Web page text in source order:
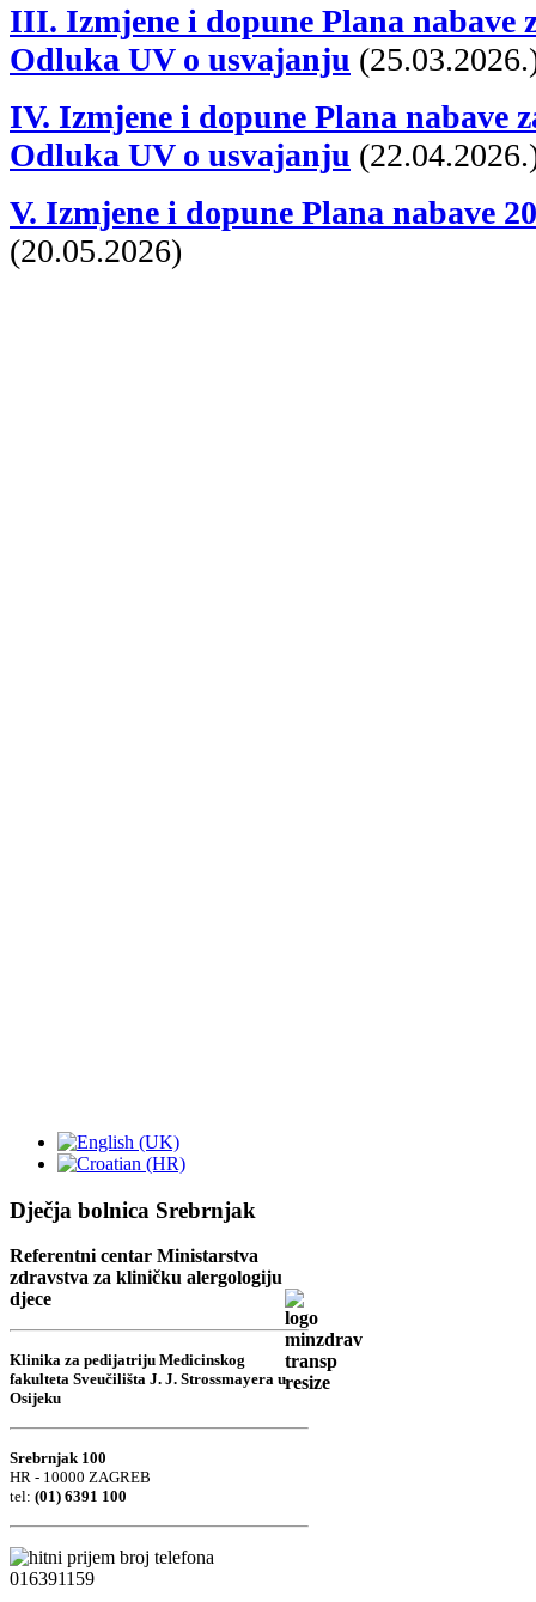
III. Izmjene i dopune Plana nabave
Odluka UV o usvajanju
IV. Izmjene i dopune Plana nabave
Odluka UV o usvajanju
V. Izmjene i dopune Plana nabave
(20.05.2026)
Dječja bolnica Srebrnjak
Referentni centar Ministarstva
zdravstva za kliničku alergologiju
djece
Klinika za pedijatriju Medicinskog
fakulteta Sveučilišta J. J. Strossmayera u
Osijeku
Srebrnjak 100
HR - 10000 ZAGREB
tel: (01) 6391 100